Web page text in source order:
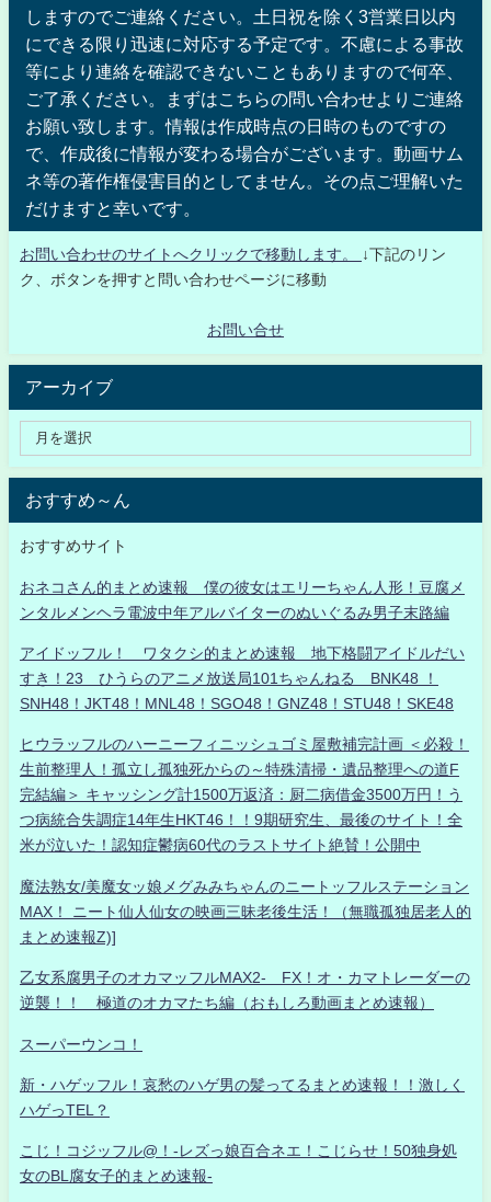
しますのでご連絡ください。土日祝を除く3営業日以内
にできる限り迅速に対応する予定です。不慮による事故
等により連絡を確認できないこともありますので何卒、
ご了承ください。まずはこちらの問い合わせよりご連絡
お願い致します。情報は作成時点の日時のものですの
で、作成後に情報が変わる場合がございます。動画サム
ネ等の著作権侵害目的としてません。その点ご理解いた
だけますと幸いです。
お問い合わせのサイトへクリックで移動します。
↓下記のリン
ク、ボタンを押すと問い合わせページに移動
お問い合せ
アーカイブ
おすすめ～ん
おすすめサイト
おネコさん的まとめ速報 僕の彼女はエリーちゃん人形！豆腐メ
ンタルメンヘラ電波中年アルバイターのぬいぐるみ男子末路編
アイドッフル！ ワタクシ的まとめ速報 地下格闘アイドルだい
すき！23 ひうらのアニメ放送局101ちゃんねる BNK48 ！
SNH48！JKT48！MNL48！SGO48！GNZ48！STU48！SKE48
ヒウラッフルのハーニーフィニッシュゴミ屋敷補完計画 ＜必殺！
生前整理人！孤立し孤独死からの～特殊清掃・遺品整理への道F
完結編＞ キャッシング計1500万返済：厨二病借金3500万円！う
つ病統合失調症14年生HKT46！！9期研究生、最後のサイト！全
米が泣いた！認知症鬱病60代のラストサイト絶賛！公開中
魔法熟女/美魔女ッ娘メグみみちゃんのニートッフルステーション
MAX！ ニート仙人仙女の映画三昧老後生活！（無職孤独居老人的
まとめ速報Z)]
乙女系腐男子のオカマッフルMAX2- FX！オ・カマトレーダーの
逆襲！！ 極道のオカマたち編（おもしろ動画まとめ速報）
スーパーウンコ！
新・ハゲッフル！哀愁のハゲ男の髪ってるまとめ速報！！激しく
ハゲっTEL？
こじ！コジッフル@！-レズっ娘百合ネエ！こじらせ！50独身処
女のBL腐女子的まとめ速報-